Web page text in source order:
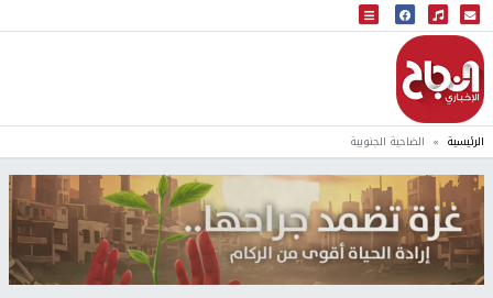
البث المباشر
إذاعة النجاح
الرئيسية الضاحية الجنوبية